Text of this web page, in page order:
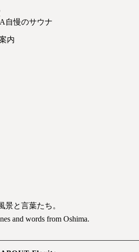
自慢のサウナ
内
景と言葉たち。
and words from Oshima.